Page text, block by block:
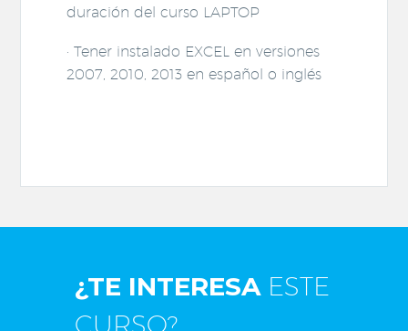
duración del curso LAPTOP
· Tener instalado EXCEL en versiones
2007, 2010, 2013 en español o inglés
¿TE INTERESAESTE
CURSO?